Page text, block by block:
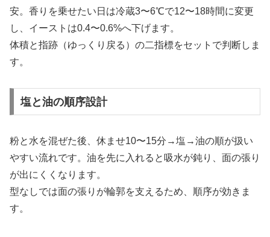
安。香りを乗せたい日は冷蔵3〜6℃で12〜18時間に変更
し、イーストは0.4〜0.6%へ下げます。
体積と指跡（ゆっくり戻る）の二指標をセットで判断しま
す。
塩と油の順序設計
粉と水を混ぜた後、休ませ10〜15分→塩→油の順が扱い
やすい流れです。油を先に入れると吸水が鈍り、面の張り
が出にくくなります。
型なしでは面の張りが輪郭を支えるため、順序が効きま
す。